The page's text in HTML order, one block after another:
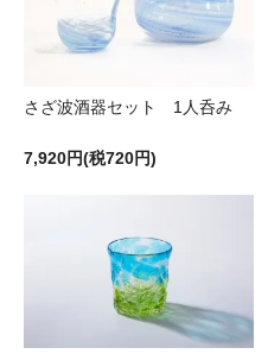
さざ波酒器セット 1人呑み
7,920円(税720円)